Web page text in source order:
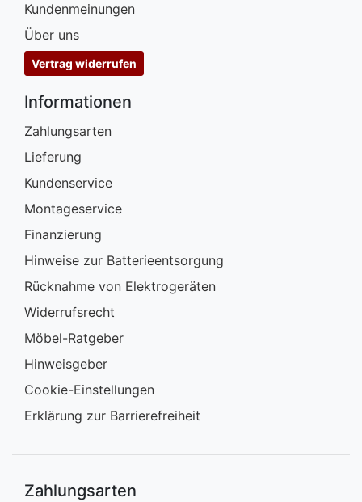
Kundenmeinungen
Über uns
Vertrag widerrufen
Informationen
Zahlungsarten
Lieferung
Kundenservice
Montageservice
Finanzierung
Hinweise zur Batterieentsorgung
Rücknahme von Elektrogeräten
Widerrufsrecht
Möbel-Ratgeber
Hinweisgeber
Cookie-Einstellungen
Erklärung zur Barrierefreiheit
Zahlungsarten